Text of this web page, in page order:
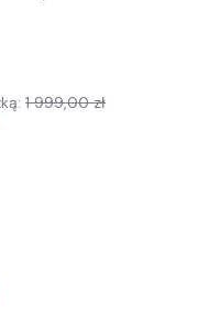
1 999,00 zł